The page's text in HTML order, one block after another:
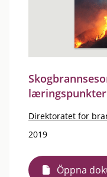
læringspunkter
Direktoratet for
2019
Öppna